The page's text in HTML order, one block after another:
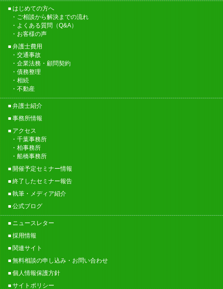
はじめての方へ
ご相談から解決までの流れ
よくある質問（Q&A）
お客様の声
弁護士費用
交通事故
企業法務・顧問契約
債務整理
相続
不動産
弁護士紹介
事務所情報
アクセス
千葉事務所
柏事務所
船橋事務所
開催予定セミナー情報
終了したセミナー報告
執筆・メディア紹介
公式ブログ
ニュースレター
採用情報
関連サイト
無料相談の申し込み・お問い合わせ
個人情報保護方針
サイトポリシー